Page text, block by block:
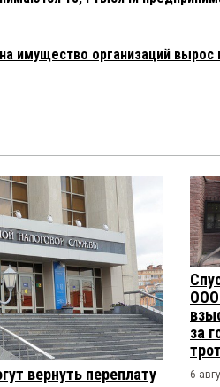
имущество организаций
вернуть переплату
ООО
за
6